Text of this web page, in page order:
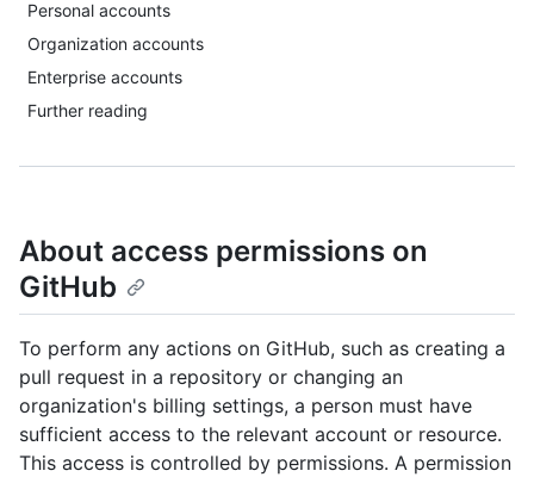
Personal accounts
Organization accounts
Enterprise accounts
Further reading
About access permissions on
GitHub
To perform any actions on GitHub, such as creating a
pull request in a repository or changing an
organization's billing settings, a person must have
sufficient access to the relevant account or resource.
This access is controlled by permissions. A permission